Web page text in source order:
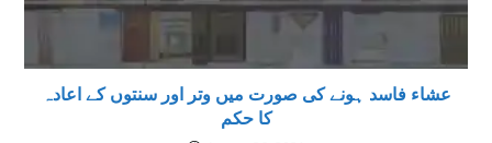
عشاء فاسد ہونے کی صورت میں وتر اور سنتوں کے اعادہ
کا حکم